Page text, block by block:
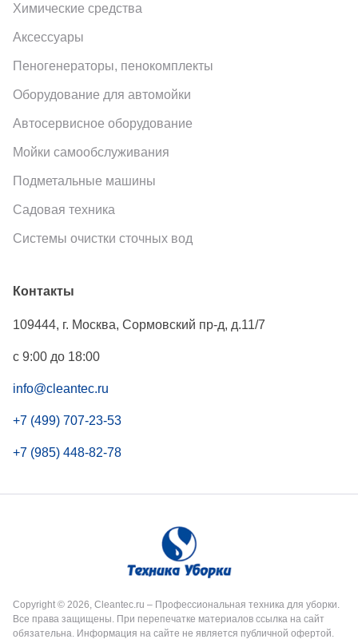
Химические средства
Аксессуары
Пеногенераторы, пенокомплекты
Оборудование для автомойки
Автосервисное оборудование
Мойки самообслуживания
Подметальные машины
Садовая техника
Системы очистки сточных вод
Контакты
109444, г. Москва, Сормовский пр-д, д.11/7
с 9:00 до 18:00
info@cleantec.ru
+7 (499) 707-23-53
+7 (985) 448-82-78
Copyright © 2026, Cleantec.ru – Профессиональная техника для уборки.
Все права защищены. При перепечатке материалов ссылка на сайт
обязательна. Информация на сайте не является публичной офертой.